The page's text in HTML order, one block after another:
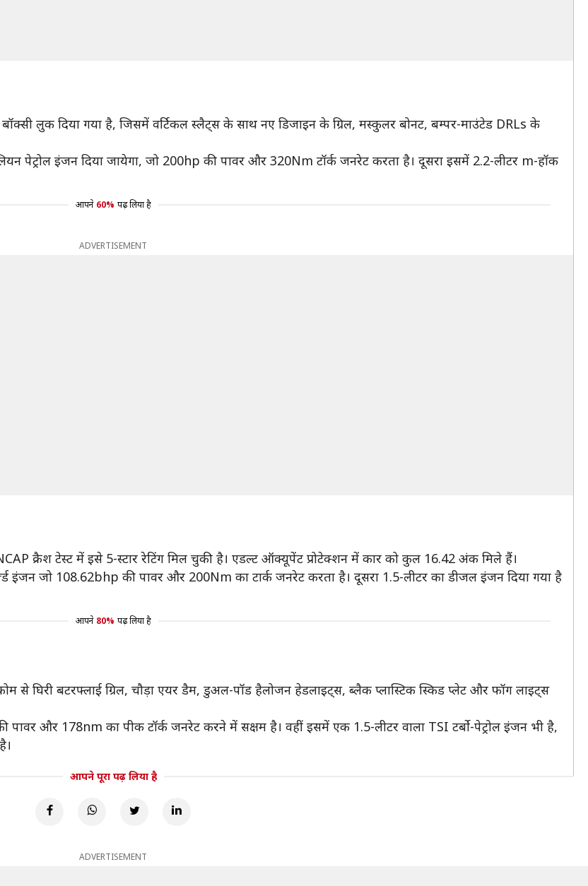
बॉक्सी लुक दिया गया है, जिसमें वर्टिकल स्लैट्स के साथ नए डिजाइन के ग्रिल, मस्कुलर बोनट, बम्पर-माउंटेड DRLs के
पेट्रोल इंजन दिया जायेगा, जो 200hp की पावर और 320Nm टॉर्क जनरेट करता है। दूसरा इसमें 2.2-लीटर m-हॉक
आपने 60% पढ़ लिया है
ADVERTISEMENT
क्रैश टेस्ट में इसे 5-स्टार रेटिंग मिल चुकी है। एडल्ट ऑक्यूपेंट प्रोटेक्शन में कार को कुल 16.42 अंक मिले हैं।
इंजन जो 108.62bhp की पावर और 200Nm का टार्क जनरेट करता है। दूसरा 1.5-लीटर का डीजल इंजन दिया गया है
आपने 80% पढ़ लिया है
से घिरी बटरफ्लाई ग्रिल, चौड़ा एयर डैम, डुअल-पॉड हैलोजन हेडलाइट्स, ब्लैक प्लास्टिक स्किड प्लेट और फॉग लाइट्स
पावर और 178nm का पीक टॉर्क जनरेट करने में सक्षम है। वहीं इसमें एक 1.5-लीटर वाला TSI टर्बो-पेट्रोल इंजन भी है,
आपने पूरा पढ़ लिया है
ADVERTISEMENT